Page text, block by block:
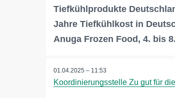
Tiefkühlprodukte
Jahre Tiefkühlkost in
Anuga Frozen Food, 4. bis
01.04.2025 – 11:53
Koordinierungsstelle Zu gut für